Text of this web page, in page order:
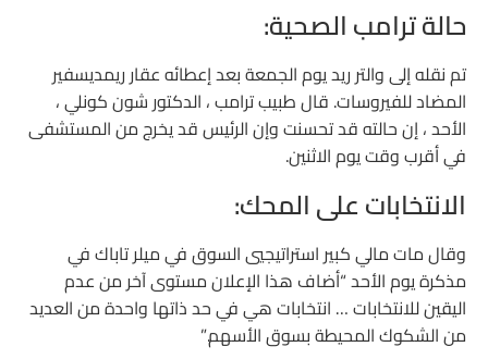
حالة ترامب الصحية:
تم نقله إلى والتر ريد يوم الجمعة بعد إعطائه عقار ريمديسفير
المضاد للفيروسات. قال طبيب ترامب ، الدكتور شون كونلي ،
الأحد ، إن حالته قد تحسنت وإن الرئيس قد يخرج من المستشفى
في أقرب وقت يوم الاثنين.
الانتخابات على المحك:
وقال مات مالي كبير استراتيجيي السوق في ميلر تاباك في
مذكرة يوم الأحد “أضاف هذا الإعلان مستوى آخر من عدم
اليقين للانتخابات … انتخابات هي في حد ذاتها واحدة من العديد
من الشكوك المحيطة بسوق الأسهم.”